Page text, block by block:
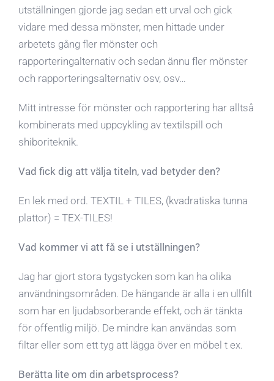
utställningen gjorde jag sedan ett urval och gick
vidare med dessa mönster, men hittade under
arbetets gång fler mönster och
rapporteringalternativ och sedan ännu fler mönster
och rapporteringsalternativ osv, osv…
Mitt intresse för mönster och rapportering har alltså
kombinerats med uppcykling av textilspill och
shiboriteknik.
Vad fick dig att välja titeln, vad betyder den?
En lek med ord. TEXTIL + TILES, (kvadratiska tunna
plattor) = TEX-TILES!
Vad kommer vi att få se i utställningen?
Jag har gjort stora tygstycken som kan ha olika
användningsområden. De hängande är alla i en ullfilt
som har en ljudabsorberande effekt, och är tänkta
för offentlig miljö. De mindre kan användas som
filtar eller som ett tyg att lägga över en möbel t ex.
Berätta lite om din arbetsprocess?